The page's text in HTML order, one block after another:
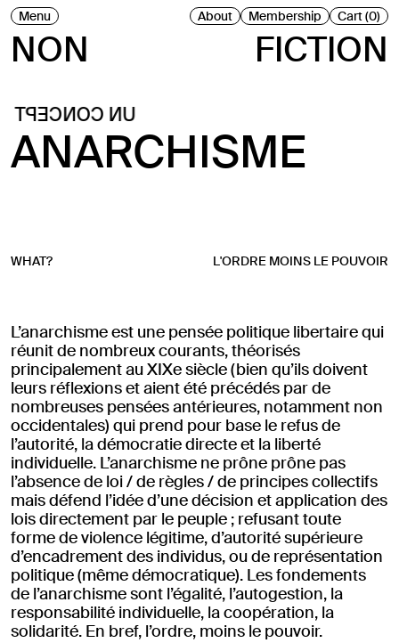
NON FICTION
Menu About Membership Cart (0)
UN CONCEPT
ANARCHISME
WHAT? L'ORDRE MOINS LE POUVOIR
L’anarchisme est une pensée politique libertaire qui
réunit de nombreux courants, théorisés
principalement au XIXe siècle (bien qu’ils doivent
leurs réflexions et aient été précédés par de
nombreuses pensées antérieures, notamment non
occidentales) qui prend pour base le refus de
l’autorité, la démocratie directe et la liberté
individuelle. L’anarchisme ne prône prône pas
l’absence de loi / de règles / de principes collectifs
mais défend l’idée d’une décision et application des
lois directement par le peuple ; refusant toute
forme de violence légitime, d’autorité supérieure
d’encadrement des individus, ou de représentation
politique (même démocratique). Les fondements
de l’anarchisme sont l’égalité, l’autogestion, la
responsabilité individuelle, la coopération, la
solidarité. En bref, l’ordre, moins le pouvoir.